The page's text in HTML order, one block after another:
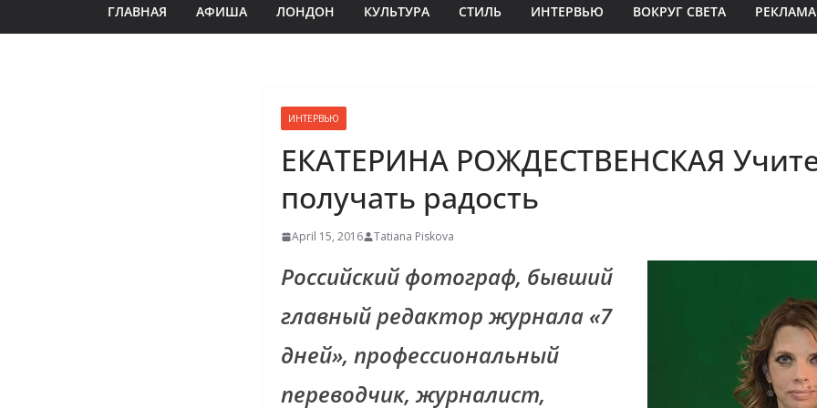
ГЛАВНАЯ АФИША ЛОНДОН КУЛЬТУРА СТИЛЬ ИНТЕРВЬЮ ВОКРУГ СВЕТА РЕКЛАМА
ИНТЕРВЬЮ
ЕКАТЕРИНА РОЖДЕСТВЕНСКАЯ
получать радость
April 15, 2016 Tatiana Piskova
Российский фотограф, бывший
главный редактор журнала «7
дней», профессиональный
переводчик, журналист,